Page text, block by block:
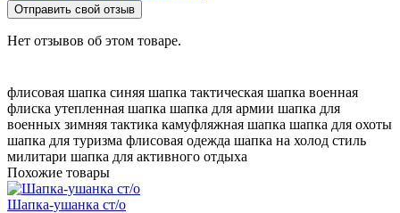
Отправить свой отзыв
Нет отзывов об этом товаре.
флисовая шапка синяя шапка тактическая шапка военная
флиска утепленная шапка шапка для армии шапка для
военных зимняя тактика камуфляжная шапка шапка для охоты
шапка для туризма флисовая одежда шапка на холод стиль
милитари шапка для активного отдыха
Похожие товары
Шапка-ушанка ст/о